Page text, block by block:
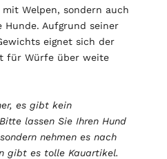
Welpen, sondern auch
Aufgrund seiner
eignet sich der
für Würfe über weite
es gibt kein
lassen Sie Ihren Hund
nehmen es nach
gibt es tolle Kauartikel.